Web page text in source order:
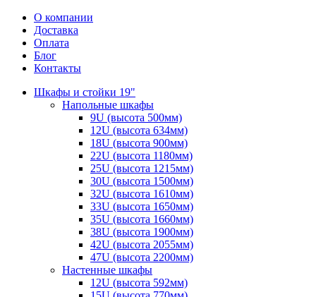
О компании
Доставка
Оплата
Блог
Контакты
Шкафы и стойки 19"
Напольные шкафы
9U (высота 500мм)
12U (высота 634мм)
18U (высота 900мм)
22U (высота 1180мм)
25U (высота 1215мм)
30U (высота 1500мм)
32U (высота 1610мм)
33U (высота 1650мм)
35U (высота 1660мм)
38U (высота 1900мм)
42U (высота 2055мм)
47U (высота 2200мм)
Настенные шкафы
12U (высота 592мм)